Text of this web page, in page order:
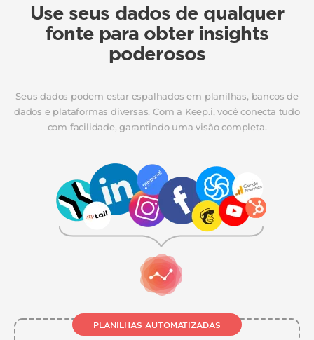
Use seus dados de qualquer
fonte para obter insights
poderosos
Seus dados podem estar espalhados em planilhas, bancos de
dados e plataformas diversas. Com a Keep.i, você conecta tudo
com facilidade, garantindo uma visão completa.
PLANILHAS AUTOMATIZADAS